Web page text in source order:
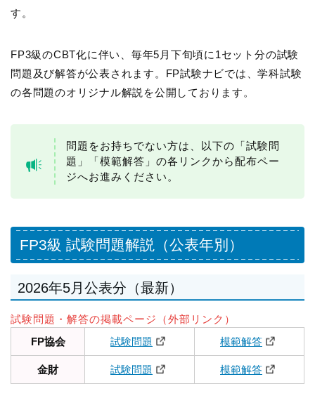
す。
FP3級のCBT化に伴い、毎年5月下旬頃に1セット分の試験
問題及び解答が公表されます。FP試験ナビでは、学科試験
の各問題のオリジナル解説を公開しております。
問題をお持ちでない方は、以下の「試験問
題」「模範解答」の各リンクから配布ペー
ジへお進みください。
FP3級 試験問題解説（公表年別）
2026年5月公表分（最新）
試験問題・解答の掲載ページ（外部リンク）
FP協会
試験問題 模範解答
金財 試験問題 模範解答